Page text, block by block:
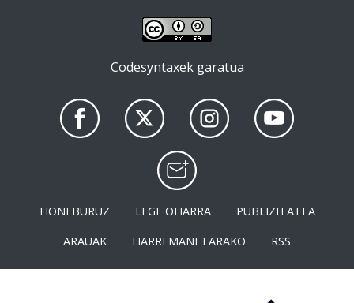
Codesyntaxek garatua
HONI BURUZ LEGE OHARRA
PUBLIZITATEA
ARAUAK
HARREMANETARAKO RSS